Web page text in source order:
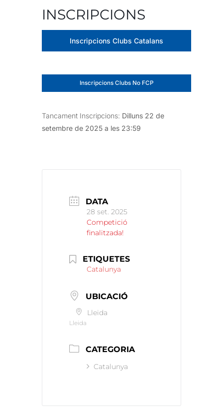
INSCRIPCIONS
Inscripcions Clubs Catalans
Inscripcions Clubs No FCP
Tancament Inscripcions: Dilluns 22 de
setembre de 2025 a les 23:59
DATA
28 set. 2025
Competició
finalitzada!
ETIQUETES
Catalunya
UBICACIÓ
Lleida
Lleida
CATEGORIA
Catalunya